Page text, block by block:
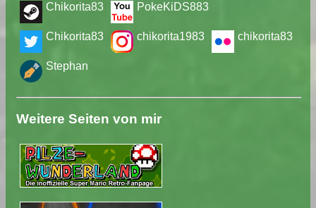
Chikorita83 PokeKiDS883
Chikorita83 chikorita1983 chikorita83
Stephan
Weitere Seiten von mir